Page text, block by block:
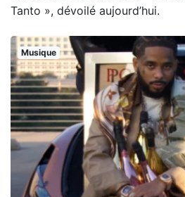
Tanto », dévoilé aujourd’hui.
Musique